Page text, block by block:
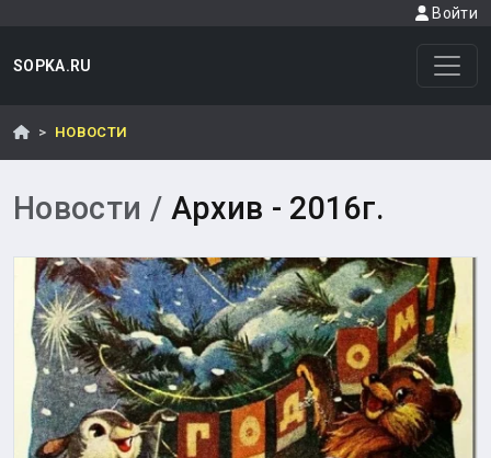
Войти
SOPKA.RU
НОВОСТИ
Новости / Архив - 2016г.